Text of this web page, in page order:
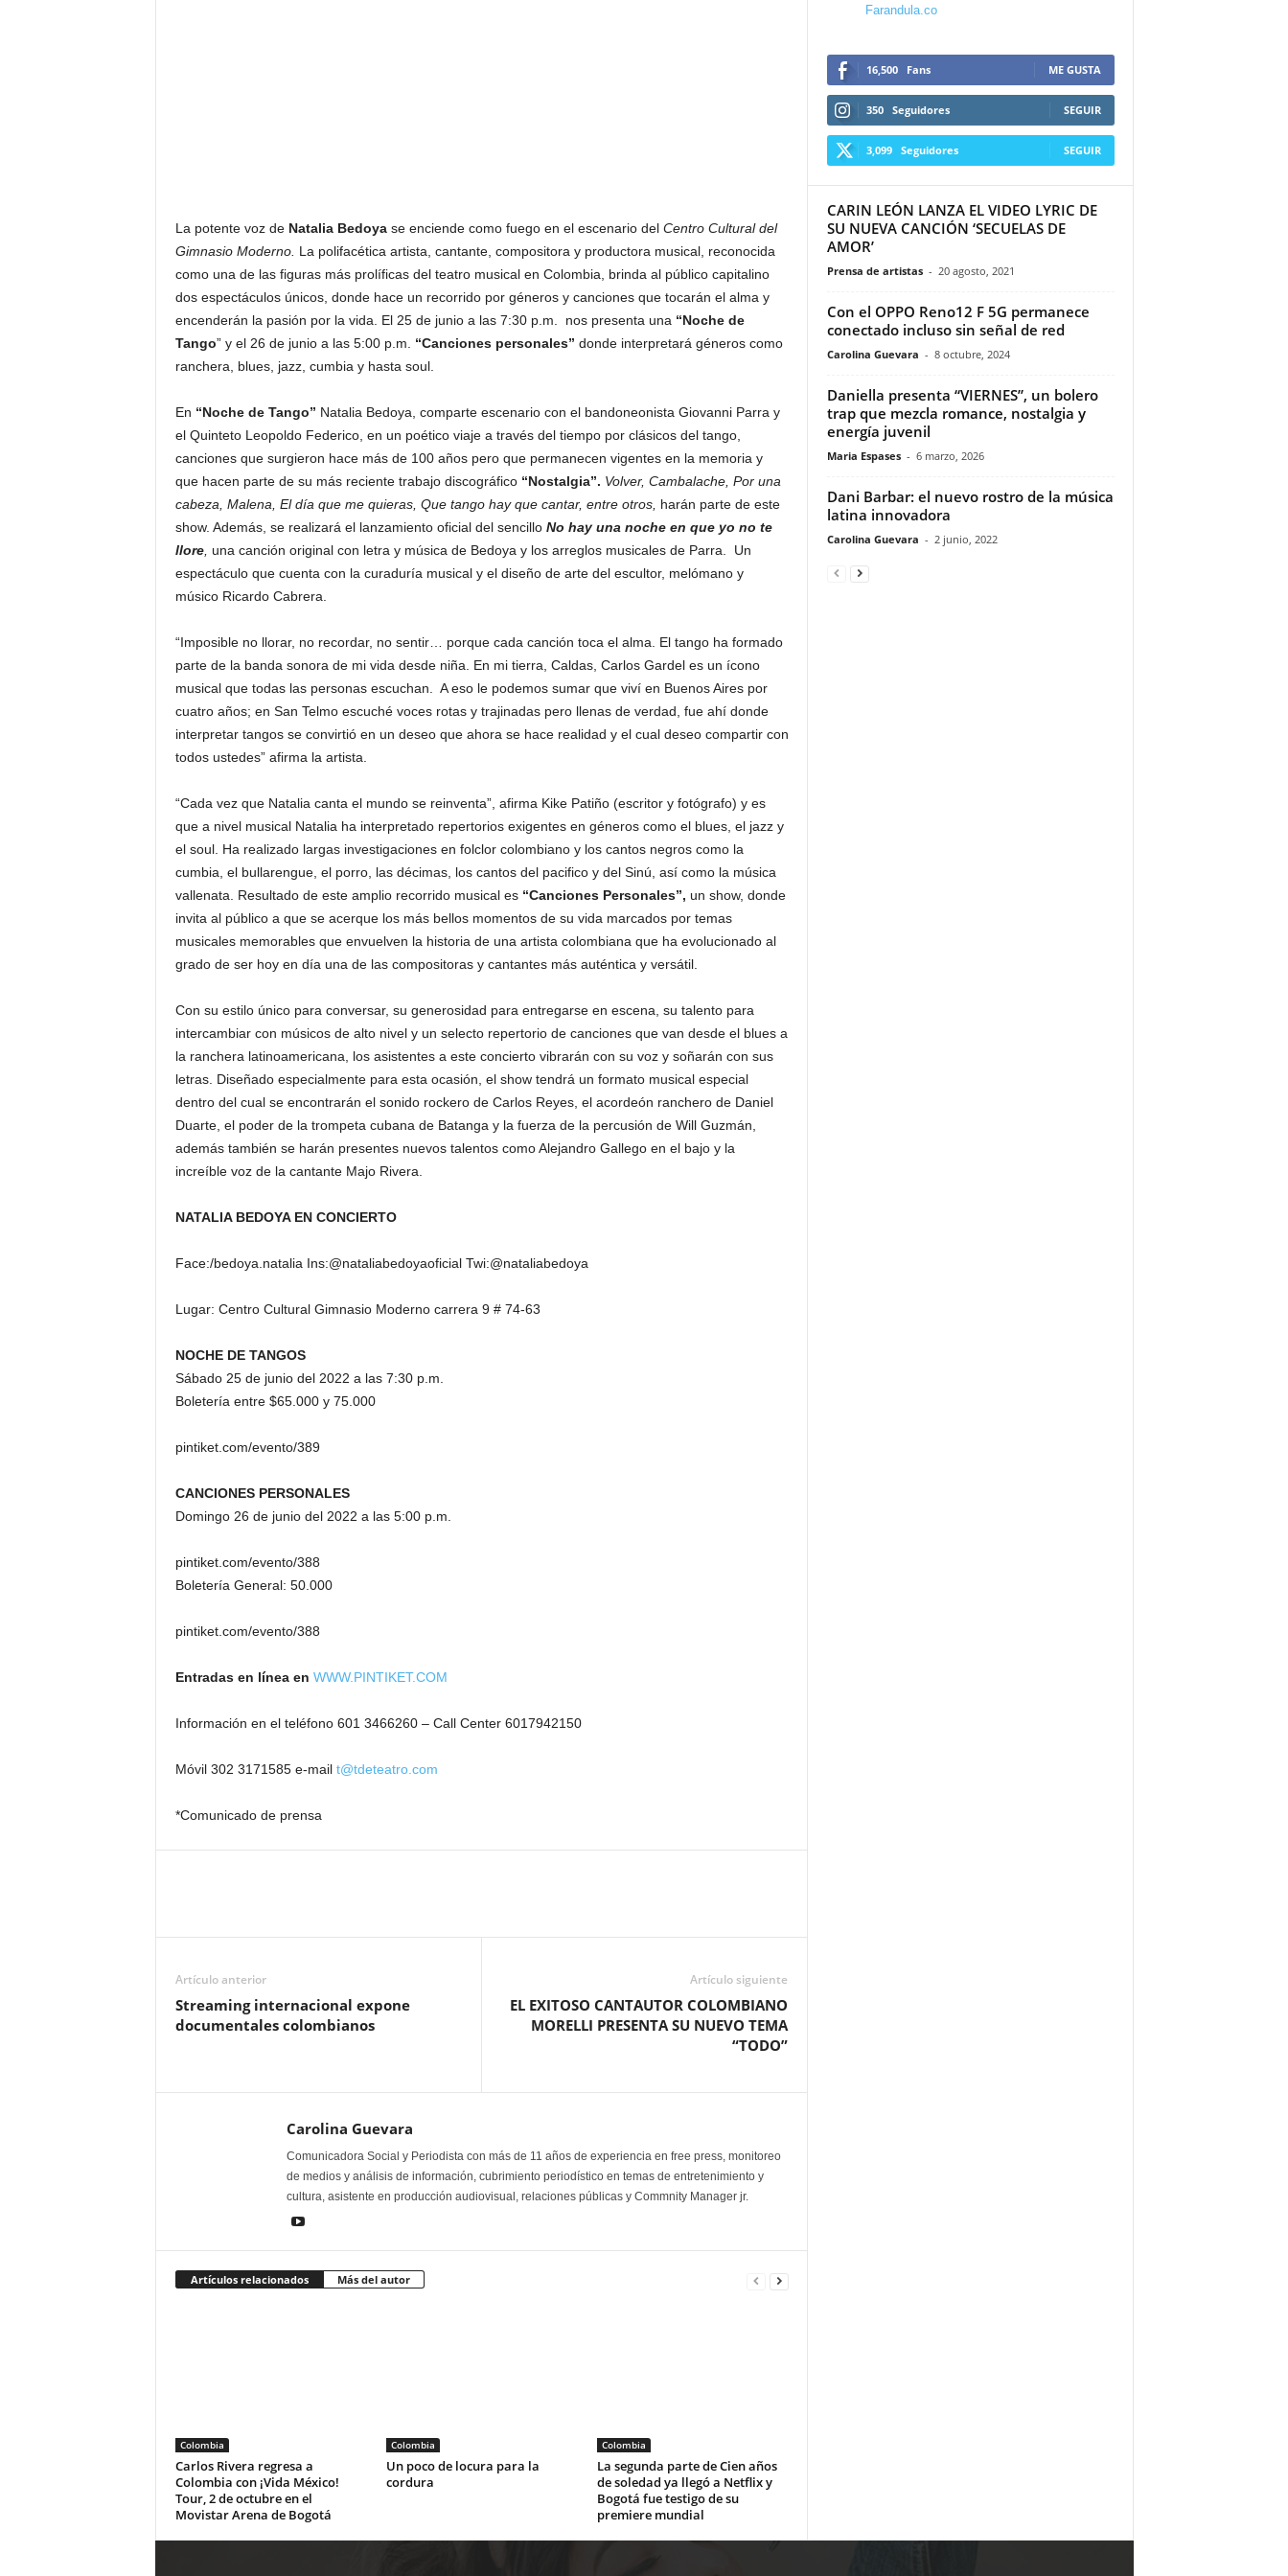
La potente voz de Natalia Bedoyase enciende como fuego en el escenario del Centro Cultural del
Gimnasio Moderno. La polifacética artista, cantante, compositora y productora musical, reconocida
como una de las figuras más prolíficas del teatro musical en Colombia, brinda al público capitalino
dos espectáculos únicos, donde hace un recorrido por géneros y canciones que tocarán el alma y
encenderán la pasión por la vida. El 25 de junio a las 7:30 p.m. nos presenta una “Noche de
Tango” y el 26 de junio a las 5:00 p.m. “Canciones personales” donde interpretará géneros como
ranchera, blues, jazz, cumbia y hasta soul.
En “Noche de Tango” Natalia Bedoya, comparte escenario con el bandoneonista Giovanni Parra y
el Quinteto Leopoldo Federico, en un poético viaje a través del tiempo por clásicos del tango,
canciones que surgieron hace más de 100 años pero que permanecen vigentes en la memoria y
que hacen parte de su más reciente trabajo discográfico “Nostalgia”. Volver, Cambalache, Por una
cabeza, Malena, El día que me quieras, Que tango hay que cantar, entre otros, harán parte de este
show. Además, se realizará el lanzamiento oficial del sencillo No hay una noche en que yo no te
llore, una canción original con letra y música de Bedoya y los arreglos musicales de Parra. Un
espectáculo que cuenta con la curaduría musical y el diseño de arte del escultor, melómano y
músico Ricardo Cabrera.
“Imposible no llorar, no recordar, no sentir… porque cada canción toca el alma. El tango ha formado
parte de la banda sonora de mi vida desde niña. En mi tierra, Caldas, Carlos Gardel es un ícono
musical que todas las personas escuchan. A eso le podemos sumar que viví en Buenos Aires por
cuatro años; en San Telmo escuché voces rotas y trajinadas pero llenas de verdad, fue ahí donde
interpretar tangos se convirtió en un deseo que ahora se hace realidad y el cual deseo compartir con
todos ustedes” afirma la artista.
“Cada vez que Natalia canta el mundo se reinventa”, afirma Kike Patiño (escritor y fotógrafo) y es
que a nivel musical Natalia ha interpretado repertorios exigentes en géneros como el blues, el jazz y
el soul. Ha realizado largas investigaciones en folclor colombiano y los cantos negros como la
cumbia, el bullarengue, el porro, las décimas, los cantos del pacifico y del Sinú, así como la música
vallenata. Resultado de este amplio recorrido musical es “Canciones Personales”, un show, donde
invita al público a que se acerque los más bellos momentos de su vida marcados por temas
musicales memorables que envuelven la historia de una artista colombiana que ha evolucionado al
grado de ser hoy en día una de las compositoras y cantantes más auténtica y versátil.
Con su estilo único para conversar, su generosidad para entregarse en escena, su talento para
intercambiar con músicos de alto nivel y un selecto repertorio de canciones que van desde el blues a
la ranchera latinoamericana, los asistentes a este concierto vibrarán con su voz y soñarán con sus
letras. Diseñado especialmente para esta ocasión, el show tendrá un formato musical especial
dentro del cual se encontrarán el sonido rockero de Carlos Reyes, el acordeón ranchero de Daniel
Duarte, el poder de la trompeta cubana de Batanga y la fuerza de la percusión de Will Guzmán,
además también se harán presentes nuevos talentos como Alejandro Gallego en el bajo y la
increíble voz de la cantante Majo Rivera.
NATALIA BEDOYA EN CONCIERTO
Face:/bedoya.natalia Ins:@nataliabedoyaoficial Twi:@nataliabedoya
Lugar: Centro Cultural Gimnasio Moderno carrera 9 # 74-63
NOCHE DE TANGOS
Sábado 25 de junio del 2022 a las 7:30 p.m.
Boletería entre $65.000 y 75.000
pintiket.com/evento/389
CANCIONES PERSONALES
Domingo 26 de junio del 2022 a las 5:00 p.m.
pintiket.com/evento/388
Boletería General: 50.000
pintiket.com/evento/388
Entradas en línea en WWW.PINTIKET.COM
Información en el teléfono 601 3466260 – Call Center 6017942150
Móvil 302 3171585 e-mail t@tdeteatro.com
*Comunicado de prensa
Artículo anterior
Streaming internacional expone
documentales colombianos
Artículo siguiente
EL EXITOSO CANTAUTOR COLOMBIANO
MORELLI PRESENTA SU NUEVO TEMA
“TODO”
Carolina Guevara
Comunicadora Social y Periodista con más de 11 años de experiencia en free press, monitoreo
de medios y análisis de información, cubrimiento periodístico en temas de entretenimiento y
cultura, asistente en producción audiovisual, relaciones públicas y Commnity Manager jr.
Artículos relacionados Más del autor
Colombia
Carlos Rivera regresa a
Colombia con ¡Vida México!
Tour, 2 de octubre en el
Movistar Arena de Bogotá
Colombia
Un poco de locura para la
cordura
Colombia
La segunda parte de Cien años
de soledad ya llegó a Netflix y
Bogotá fue testigo de su
premiere mundial
Farandula.co
16,500 Fans ME GUSTA
350 Seguidores SEGUIR
3,099 Seguidores SEGUIR
CARIN LEÓN LANZA EL VIDEO LYRIC DE
SU NUEVA CANCIÓN ‘SECUELAS DE
AMOR’
Prensa de artistas - 20 agosto, 2021
Con el OPPO Reno12 F 5G permanece
conectado incluso sin señal de red
Carolina Guevara - 8 octubre, 2024
Daniella presenta “VIERNES”, un bolero
trap que mezcla romance, nostalgia y
energía juvenil
Maria Espases - 6 marzo, 2026
Dani Barbar: el nuevo rostro de la música
latina innovadora
Carolina Guevara - 2 junio, 2022